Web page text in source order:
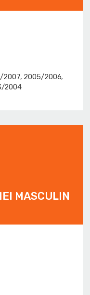
2005/2006,
2004
MASCULIN